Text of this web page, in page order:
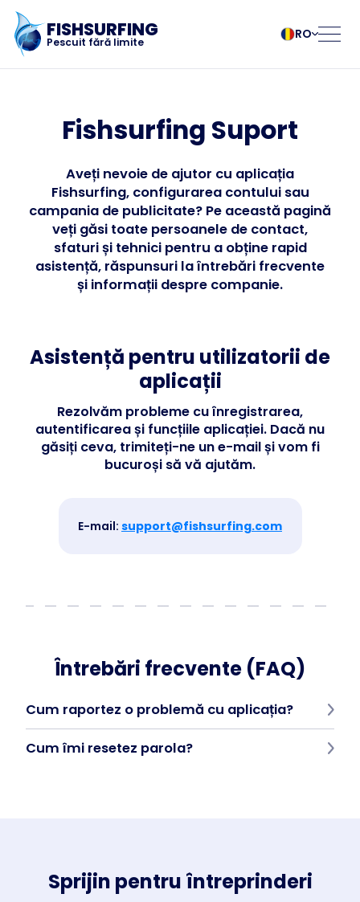
FISHSURFING
Pescuit fără limite
RO
Čeština
Dansk
English
Español
Italiano
Magyar
Nederlands
Português
Pусский
Slovenčina
Suomalainen
Svenska
Türk
Українська
Pagina de pornire
Blog
Despre aplicație
Fishsurfing
Business
Fishsurfing Suport
Aveți nevoie de ajutor cu aplicația
Fishsurfing, configurarea contului sau
campania de publicitate? Pe această pagină
veți găsi toate persoanele de contact,
sfaturi și tehnici pentru a obține rapid
asistență, răspunsuri la întrebări frecvente
și informații despre companie.
Asistență pentru utilizatorii de
aplicații
Rezolvăm probleme cu înregistrarea,
autentificarea și funcțiile aplicației. Dacă nu
găsiți ceva, trimiteți-ne un e-mail și vom fi
bucuroși să vă ajutăm.
E-mail: support@fishsurfing.com
Întrebări frecvente (FAQ)
Cum raportez o problemă cu aplicația?
problemă de funcționalitate, vă rugăm să ne trimiteți un e-mail
la support@fishsurfing.com. Echipa noastră vă va oferi sfaturi și
Cum îmi resetez parola?
Sprijin pentru întreprinderi